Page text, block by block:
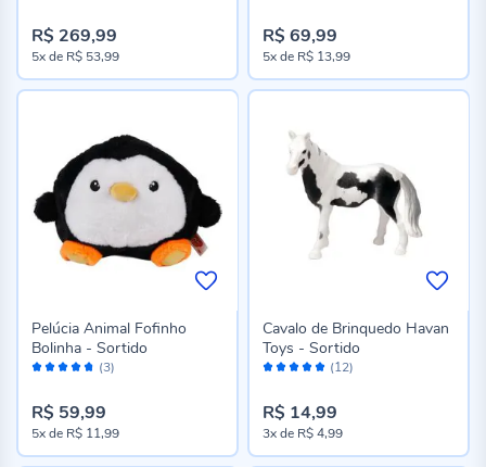
R$ 269,99
5xde R$ 53,99
R$ 69,99
5xde R$ 13,99
Avaliação: (3)
Pelúcia Animal Fofinho
Bolinha - Sortido
R$ 59,99
5xde R$ 11,99
Avaliação: (12)
Cavalo de Brinquedo Havan
Toys - Sortido
R$ 14,99
3xde R$ 4,99